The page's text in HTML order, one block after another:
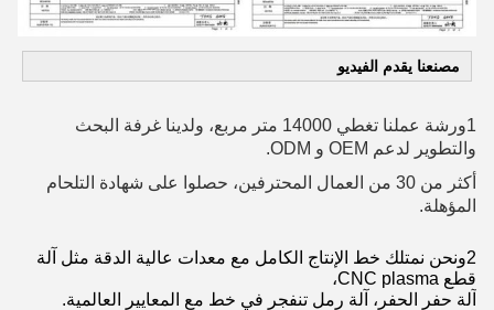
مصنعنا يقدم الفيديو
1ورشة عملنا تغطي 14000 متر مربع، ولدينا غرفة البحث
والتطوير لدعم OEM و ODM.
أكثر من 30 من العمال المحترفين، حصلوا على شهادة التلحام
المؤهلة.
2ونحن نمتلك خط الإنتاج الكامل مع معدات عالية الدقة مثل آلة
قطع CNC plasma،
آلة حفر الحفر، آلة رمل تنفجر في خط مع المعايير العالمية.